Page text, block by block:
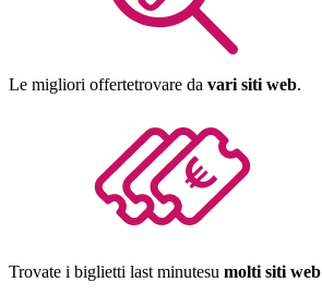
Le migliori offertetrovare da vari siti web.
Trovate i biglietti last minutesu molti siti web